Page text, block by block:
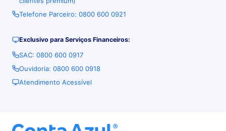
Telefone Parceiro: 0800 600 0921
Exclusivo para Serviços Financeiros:
SAC: 0800 600 0917
Ouvidoria: 0800 600 0918
Atendimento Acessível